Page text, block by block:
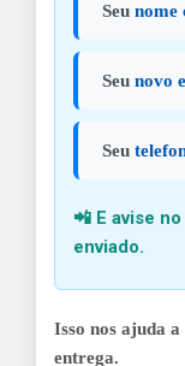
Seu nome
Seu novo
Seu
📲 E avise
enviado.
Isso nos ajuda
entrega.